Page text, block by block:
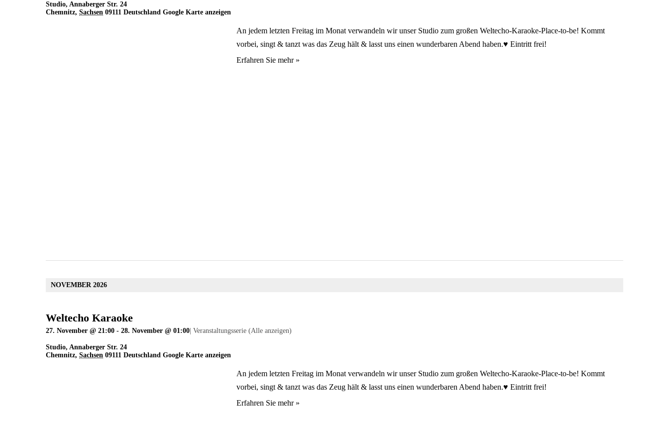
Studio, Annaberger Str. 24
Chemnitz, Sachsen 09111 Deutschland Google Karte anzeigen
An jedem letzten Freitag im Monat verwandeln wir unser Studio zum großen Weltecho-Karaoke-Place-to-be! Kommt
vorbei, singt & tanzt was das Zeug hält & lasst uns einen wunderbaren Abend haben.♥ Eintritt frei!
Erfahren Sie mehr »
NOVEMBER 2026
Weltecho Karaoke
27. November @ 21:00 - 28. November @ 01:00 Veranstaltungsserie (Alle anzeigen)
Studio, Annaberger Str. 24
Chemnitz, Sachsen 09111 Deutschland Google Karte anzeigen
An jedem letzten Freitag im Monat verwandeln wir unser Studio zum großen Weltecho-Karaoke-Place-to-be! Kommt
vorbei, singt & tanzt was das Zeug hält & lasst uns einen wunderbaren Abend haben.♥ Eintritt frei!
Erfahren Sie mehr »